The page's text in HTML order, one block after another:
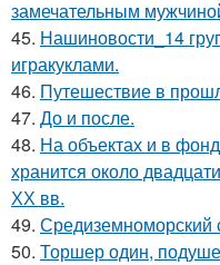
замечательным
45. Нашиновости_14
игракуклами.
46. Путешествие в
47. До и после.
48. На объектах и в
хранится около
ХХ вв.
49. Средиземноморский
50. Торшер один,